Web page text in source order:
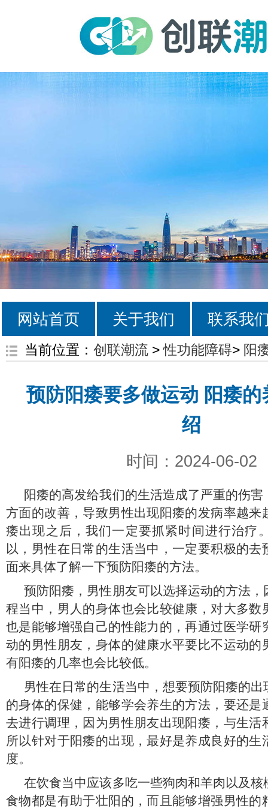
网站首页 关于我们 联系我
当前位置： 创联潮流>性功能障碍> 阳
预防阳痿要多做运动 阳痿的
绍
时间：2024-06-02
阳痿的高发给我们的生活造成了严重的伤
方面的改善，导致男性出现阳痿的发病率越来
痿出现之后，我们一定要抓紧时间进行治疗
以，男性在日常的生活当中，一定要积极的去
面来具体了解一下预防阳痿的方法。
预防阳痿，男性朋友可以选择运动的方法
程当中，男人的身体也会比较健康，对大多数
也是能够增强自己的性能力的，再通过医学研
动的男性朋友，身体的健康水平要比不运动的
有阳痿的几率也会比较低。
男性在日常的生活当中，想要预防阳痿的
的身体的保健，能够学会养生的方法，要还是
去进行调理，因为男性朋友出现阳痿，与生活
所以针对于阳痿的出现，最好是养成良好的生
度。
在饮食当中应该多吃一些狗肉和羊肉以及
食物都是有助于壮阳的，而且能够增强男性的